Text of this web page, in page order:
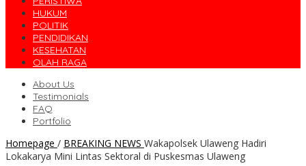
HUKUM
POLITIK
PENDIDIKAN
KESEHATAN
OLAH RAGA
About Us
Testimonials
FAQ
Portfolio
Homepage / BREAKING NEWS Wakapolsek Ulaweng Hadiri
Lokakarya Mini Lintas Sektoral di Puskesmas Ulaweng